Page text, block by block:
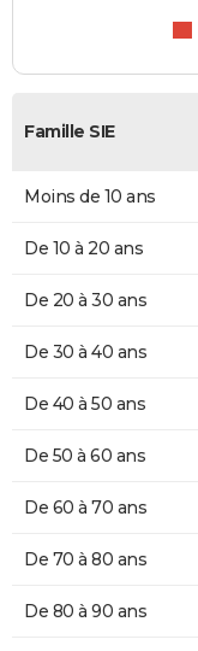
Famille SIE
Moins de 10 ans
De 10 à 20 ans
De 20 à 30 ans
De 30 à 40 ans
De 40 à 50 ans
De 50 à 60 ans
De 60 à 70 ans
De 70 à 80 ans
De 80 à 90 ans